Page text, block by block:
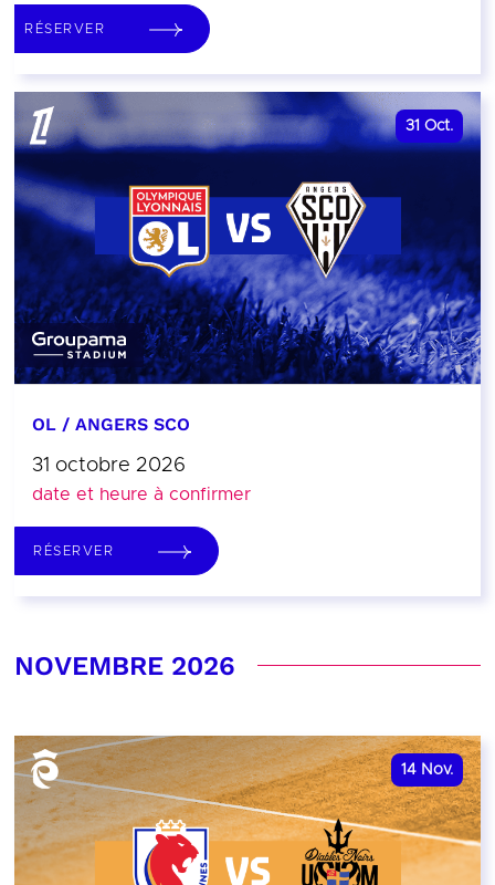
RÉSERVER
31 Oct.
OL / ANGERS SCO
31 octobre 2026
date et heure à confirmer
RÉSERVER
NOVEMBRE 2026
14 Nov.